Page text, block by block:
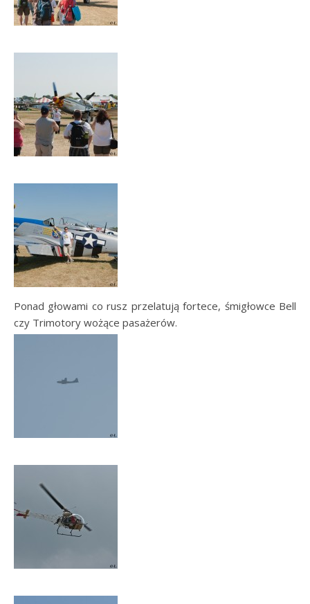
Ponad głowami co rusz przelatują fortece, śmigłowce Bell
czy Trimotory wożące pasażerów.